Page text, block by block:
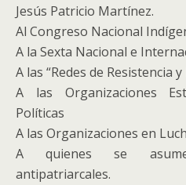
Jesús Patricio Martínez.
Al Congreso Nacional
A la Sexta Nacional e
A las “Redes de Resistencia y
A las Organizaciones
Políticas
A las Organizaciones en
A quienes se
antipatriarcales.